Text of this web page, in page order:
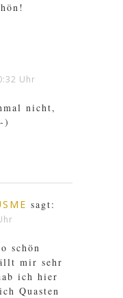
Uhr
nicht,
)
sagt:
schön
mir sehr
ich hier
Quasten